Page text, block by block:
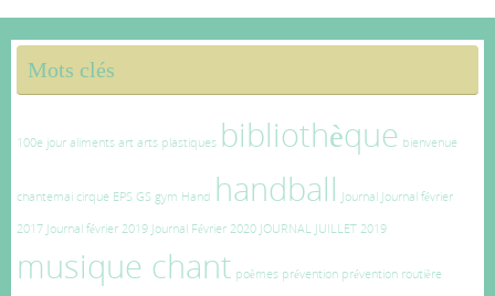
Mots clés
100e jour aliments art arts plastiques bibliothèque bienvenue
chantemai cirque EPS GS gym Hand handball Journal Journal février
2017 Journal février 2019 Journal Février 2020 JOURNAL JUILLET 2019
musique chant poèmes prévention prévention routière